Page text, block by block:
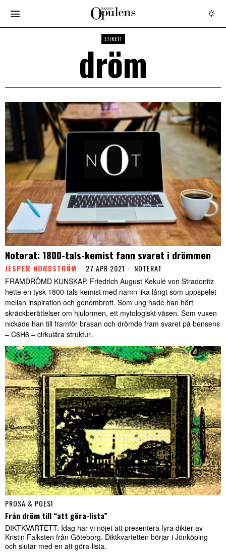
ETIKETT
dröm
Noterat: 1800-tals-kemist fann svaret i drömmen
JESPER NORDSTRÖM 27 APR 2021 NOTERAT
FRAMDRÖMD KUNSKAP. Friedrich August Kekulé von Stradonitz
hette en tysk 1800-tals-kemist med namn lika långt som uppspelet
mellan inspiration och genombrott. Som ung hade han hört
skräckberättelser om hjulormen, ett mytologiskt väsen. Som vuxen
nickade han till framför brasan och drömde fram svaret på bensens
– C6H6 – cirkulära struktur.
PROSA & POESI
Från dröm till “att göra-lista”
DIKTKVARTETT. Idag har vi nöjet att presentera fyra dikter av
Kristin Falksten från Göteborg. Diktkvartetten börjar i Jönköping
och slutar med en att göra-lista.